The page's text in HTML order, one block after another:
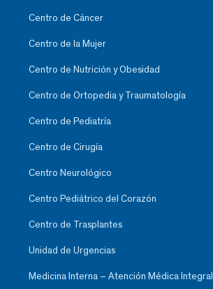
Centro de Cáncer
Centro de la Mujer
Centro de Nutrición y Obesidad
Centro de Ortopedia y Traumatología
Centro de Pediatría
Centro de Cirugía
Centro Neurológico
Centro Pediátrico del Corazón
Centro de Trasplantes
Unidad de Urgencias
Medicina Interna – Atención Médica Integral